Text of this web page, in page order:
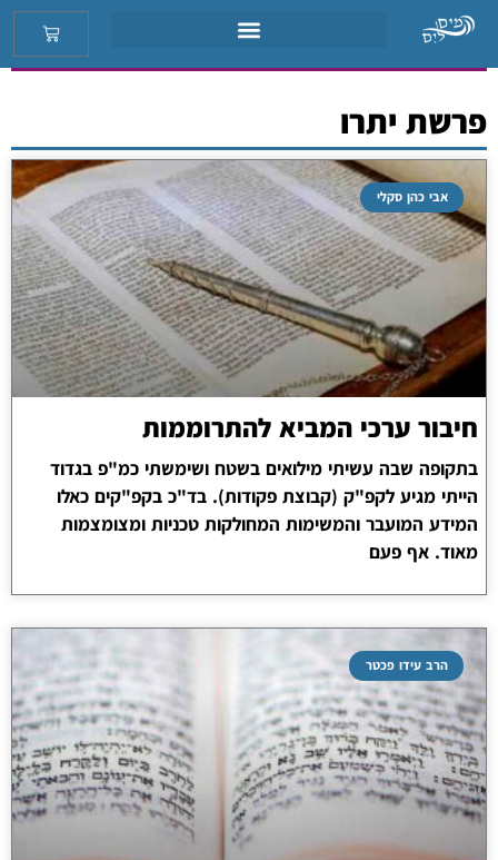
פרשת יתרו
אבי כהן סקלי
חיבור ערכי המביא להתרוממות
בתקופה שבה עשיתי מילואים בשטח ושימשתי כמ"פ בגדוד
הייתי מגיע לקפ"ק (קבוצת פקודות). בד"כ בקפ"קים כאלו
המידע המועבר והמשימות המחולקות טכניות ומצומצמות
מאוד. אף פעם
הרב עידו פכטר